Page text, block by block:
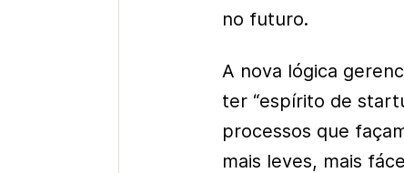
no futuro.
A nova lógica
ter “espírito de
processos que
mais leves, mais